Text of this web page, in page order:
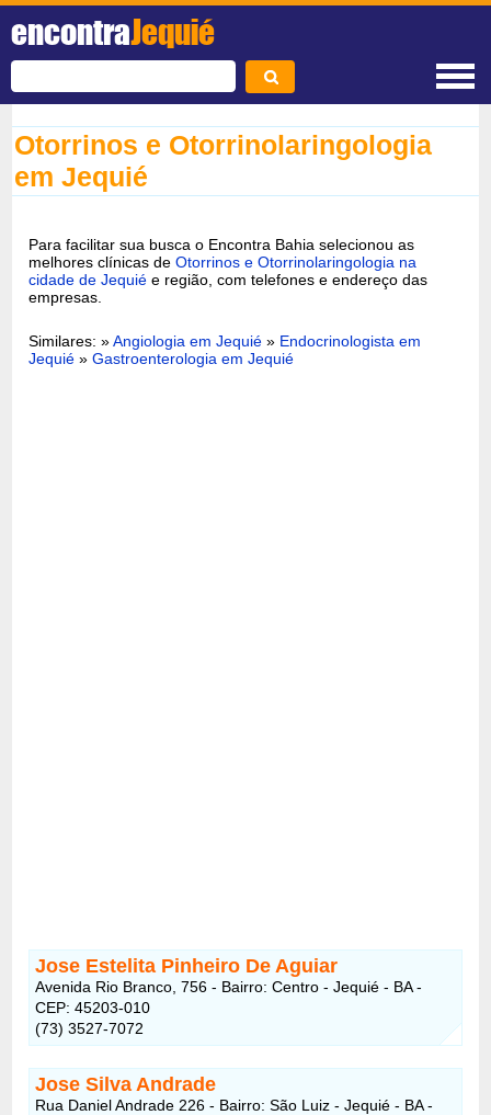
encontraJequié
Otorrinos e Otorrinolaringologia
em Jequié
Para facilitar sua busca o Encontra Bahia selecionou as
melhores clínicas deOtorrinos e Otorrinolaringologia na
cidade de Jequié e região, com telefones e endereço das
empresas.
Similares: »Angiologia em Jequié » Endocrinologista em
Jequié »Gastroenterologia em Jequié
Jose Estelita Pinheiro De Aguiar
Avenida Rio Branco, 756 - Bairro: Centro - Jequié - BA -
CEP: 45203-010
(73) 3527-7072
Jose Silva Andrade
Rua Daniel Andrade 226 - Bairro: São Luiz - Jequié - BA -